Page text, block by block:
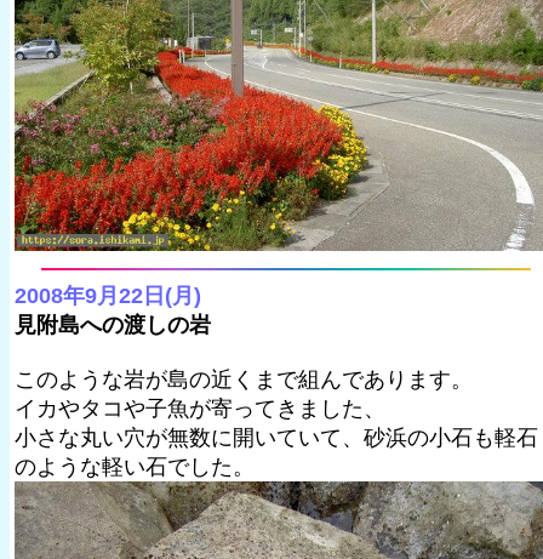
2008年9月22日(月)
見附島への渡しの岩
このような岩が島の近くまで組んであります。
イカやタコや子魚が寄ってきました、
小さな丸い穴が無数に開いていて、砂浜の小石も軽石
のような軽い石でした。